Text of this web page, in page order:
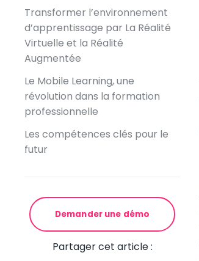
Transformer l’environnement
d’apprentissage par La Réalité
Virtuelle et la Réalité
Augmentée
Le Mobile Learning, une
révolution dans la formation
professionnelle
Les compétences clés pour le
futur
Demander une démo
Partager cet article :